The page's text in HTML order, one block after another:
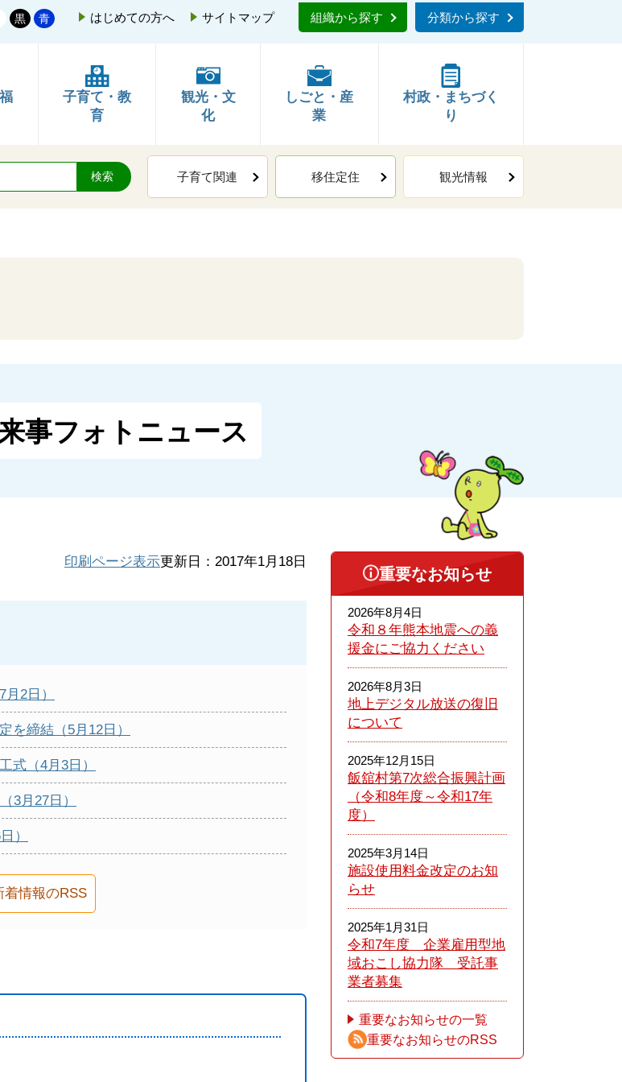
黒 青 はじめての方へ サイトマップ 組織から探す 分類から探す
子育て・教
育
観光・文
化
しごと・産
業
村政・まちづく
り
子育て関連 移住定住 観光情報
事フォトニュース
印刷ページ表示更新日：2017年1月18日
2日）
を締結（5月12日）
式（4月3日）
3月27日）
）
着情報のRSS
重要なお知らせ
2026年8月4日
令和８年熊本​地震への義
援金にご協力ください
2026年8月3日
地上デジタル放送の復旧
について
2025年12月15日
飯舘村第7次総合振興計画
（令和8年度～令和17年
度）
2025年3月14日
施設使用料金改定のお知
らせ
2025年1月31日
令和7年度 企業雇用型地
域おこし協力隊 受託事
業者募集
重要なお知らせの一覧
重要なお知らせのRSS